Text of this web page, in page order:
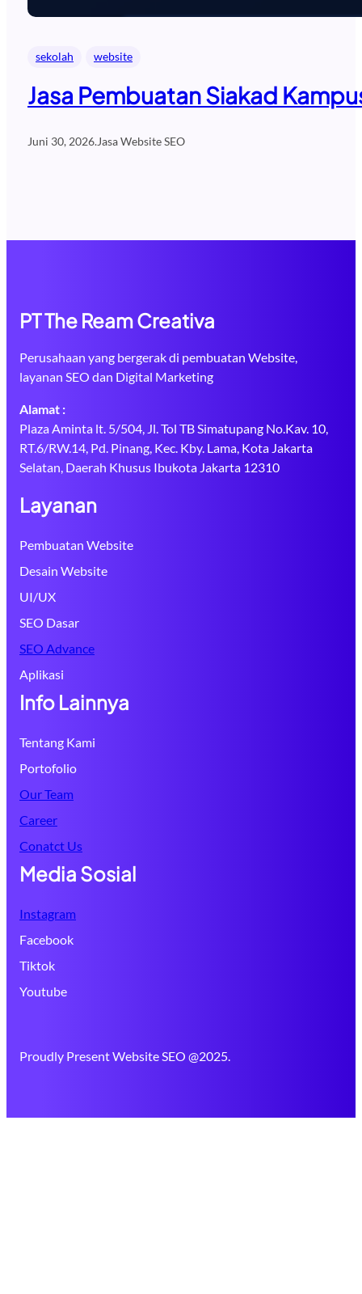
sekolah website
Jasa Pembuatan Siakad
Juni 30, 2026.Jasa Website SEO
PT The Ream Creativa
Perusahaan yang bergerak di pembuatan Website,
layanan SEO dan Digital Marketing
Alamat :
Plaza Aminta lt. 5/504, Jl. Tol TB Simatupang No.Kav. 10,
RT.6/RW.14, Pd. Pinang, Kec. Kby. Lama, Kota Jakarta
Selatan, Daerah Khusus Ibukota Jakarta 12310
Layanan
Pembuatan Website
Desain Website
UI/UX
SEO Dasar
SEO Advance
Aplikasi
Info Lainnya
Tentang Kami
Portofolio
Our Team
Career
Conatct Us
Media Sosial
Instagram
Facebook
Tiktok
Youtube
Proudly Present Website SEO @2025.